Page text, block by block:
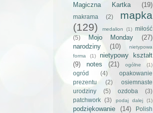
Magiczna Kartka (19)
makrama (2)
mapka
(129)
medalion (1) miłość
(5)
Mojo Monday
(27)
narodziny
(10)
nietypowa
forma
(1)
nietypowy kształt
(9)
notes (21) ogólne (1)
ogród (4)
opakowanie
prezentu
(2)
osiemnaste
urodziny
(5) ozdoba
(3)
patchwork
(3) podaj dalej (1)
podziękowanie (14)
Polish